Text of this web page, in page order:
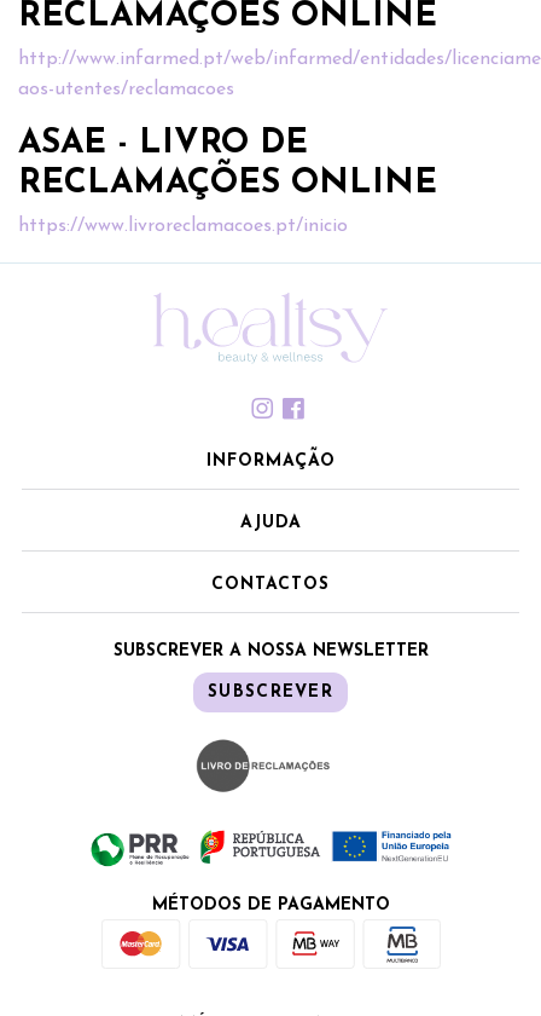
RECLAMAÇÕES ONLINE
http://www.infarmed.pt/web/infarmed/entidades/
aos-utentes/reclamacoes
ASAE - LIVRO DE
RECLAMAÇÕES ONLINE
https://www.livroreclamacoes.pt/inicio
INFORMAÇÃO
AJUDA
CONTACTOS
SUBSCREVER A NOSSA NEWSLETTER
SUBSCREVER
MÉTODOS DE PAGAMENTO